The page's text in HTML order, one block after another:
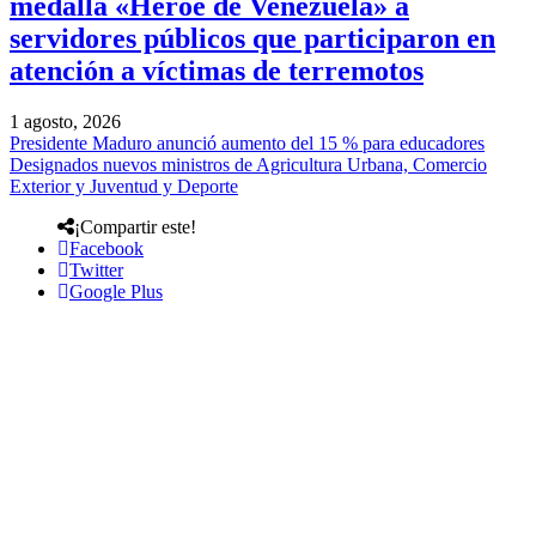
medalla «Héroe de Venezuela» a
servidores públicos que participaron en
atención a víctimas de terremotos
1 agosto, 2026
Presidente Maduro anunció aumento del 15 % para educadores
Designados nuevos ministros de Agricultura Urbana, Comercio
Exterior y Juventud y Deporte
¡Compartir este!
Facebook
Twitter
Google Plus